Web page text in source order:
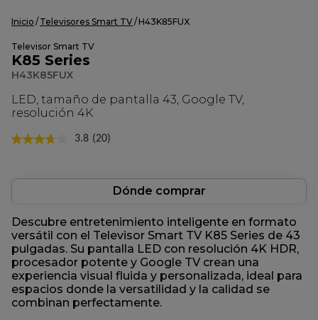
Inicio Televisores Smart TV H43K85FUX
Televisor Smart TV
K85 Series
H43K85FUX
LED, tamaño de pantalla 43, Google TV,
resolución 4K
3.8 Lea
Enlace
página.
(20)
Dónde comprar
Descubre entretenimiento inteligente en formato
versátil con el Televisor Smart TV K85 Series de 43
pulgadas. Su pantalla LED con resolución 4K HDR,
procesador potente y Google TV crean una
experiencia visual fluida y personalizada, ideal para
espacios donde la versatilidad y la calidad se
combinan perfectamente.